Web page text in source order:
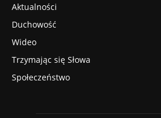
Aktualności
Duchowość
Wideo
Trzymając się Słowa
Społeczeństwo